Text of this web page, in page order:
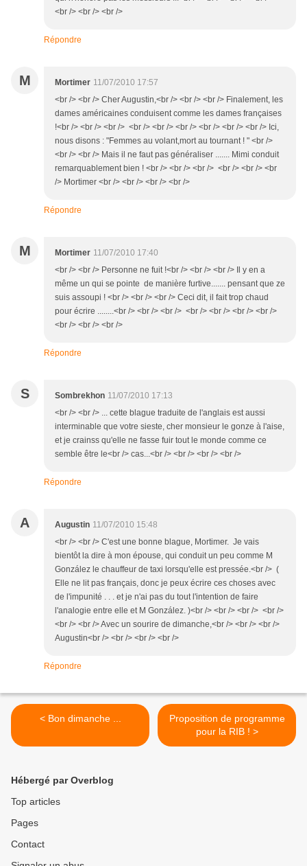
<br /> <br /> <br />
Répondre
M Mortimer 11/07/2010 17:57
<br /> <br /> Cher Augustin,<br /> <br /> <br /> Finalement, les
dames américaines conduisent comme les dames françaises
!<br /> <br /> <br /> <br /> <br /> <br /> <br /> <br /> <br /> Ici,
nous disons : "Femmes au volant,mort au tournant ! " <br />
<br /> <br /> Mais il ne faut pas généraliser ....... Mimi conduit
remarquablement bien ! <br /> <br /> <br /> <br /> <br /> <br
/> Mortimer <br /> <br /> <br /> <br />
Répondre
M Mortimer 11/07/2010 17:40
<br /> <br /> Personne ne fuit !<br /> <br /> <br /> Il y en a
même un qui se pointe de manière furtive....... pensant que ze
suis assoupi ! <br /> <br /> <br /> Ceci dit, il fait trop chaud
pour écrire ........<br /> <br /> <br /> <br /> <br /> <br /> <br />
<br /> <br /> <br />
Répondre
S Sombrekhon 11/07/2010 17:13
<br /> <br /> ... cette blague traduite de l'anglais est aussi
interminable que votre sieste, cher monsieur le gonze à l'aise,
et je crainss qu'elle ne fasse fuir tout le monde comme ce
semble être le<br /> cas...<br /> <br /> <br /> <br />
Répondre
A Augustin 11/07/2010 15:48
<br /> <br /> C'est une bonne blague, Mortimer. Je vais
bientôt la dire à mon épouse, qui conduit un peu comme M
González le chauffeur de taxi lorsqu'elle est pressée.<br /> (
Elle ne lit pas français, donc je peux écrire ces choses avec
de l'impunité . . . et je n'ai pas du tout l'intention de faire
l'analogie entre elle et M González. )<br /> <br /> <br /> <br />
<br /> <br /> Avec un sourire de dimanche,<br /> <br /> <br />
Augustin<br /> <br /> <br /> <br />
Répondre
< Bon dimanche ...
Proposition de programme
pour la RIB ! >
Hébergé par Overblog
Top articles
Pages
Contact